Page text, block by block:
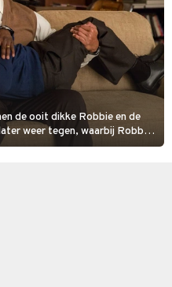
de ooit dikke Robbie en de
weer tegen, waarbij Robbie,
voor de CIA, Calvins hulp